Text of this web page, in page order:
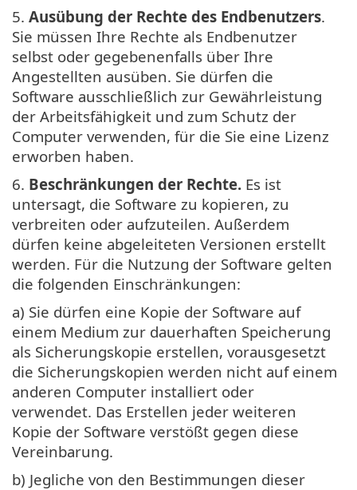
5. Ausübung der Rechte des Endbenutzers.
Sie müssen Ihre Rechte als Endbenutzer
selbst oder gegebenenfalls über Ihre
Angestellten ausüben. Sie dürfen die
Software ausschließlich zur Gewährleistung
der Arbeitsfähigkeit und zum Schutz der
Computer verwenden, für die Sie eine Lizenz
erworben haben.
6. Beschränkungen der Rechte. Es ist
untersagt, die Software zu kopieren, zu
verbreiten oder aufzuteilen. Außerdem
dürfen keine abgeleiteten Versionen erstellt
werden. Für die Nutzung der Software gelten
die folgenden Einschränkungen:
a) Sie dürfen eine Kopie der Software auf
einem Medium zur dauerhaften Speicherung
als Sicherungskopie erstellen, vorausgesetzt
die Sicherungskopien werden nicht auf einem
anderen Computer installiert oder
verwendet. Das Erstellen jeder weiteren
Kopie der Software verstößt gegen diese
Vereinbarung.
b) Jegliche von den Bestimmungen dieser